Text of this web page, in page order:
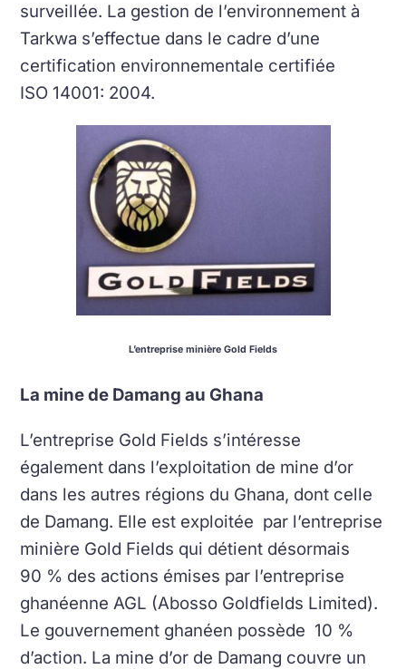
surveillée. La gestion de l’environnement à
Tarkwa s’effectue dans le cadre d’une
certification environnementale certifiée
ISO 14001: 2004.
L’entreprise minière Gold Fields
La mine de Damang au Ghana
L’entreprise Gold Fields s’intéresse
également dans l’exploitation de mine d’or
dans les autres régions du Ghana, dont celle
de Damang. Elle est exploitée par l’entreprise
minière Gold Fields qui détient désormais
90 % des actions émises par l’entreprise
ghanéenne AGL (Abosso Goldfields Limited).
Le gouvernement ghanéen possède 10 %
d’action. La mine d’or de Damang couvre un